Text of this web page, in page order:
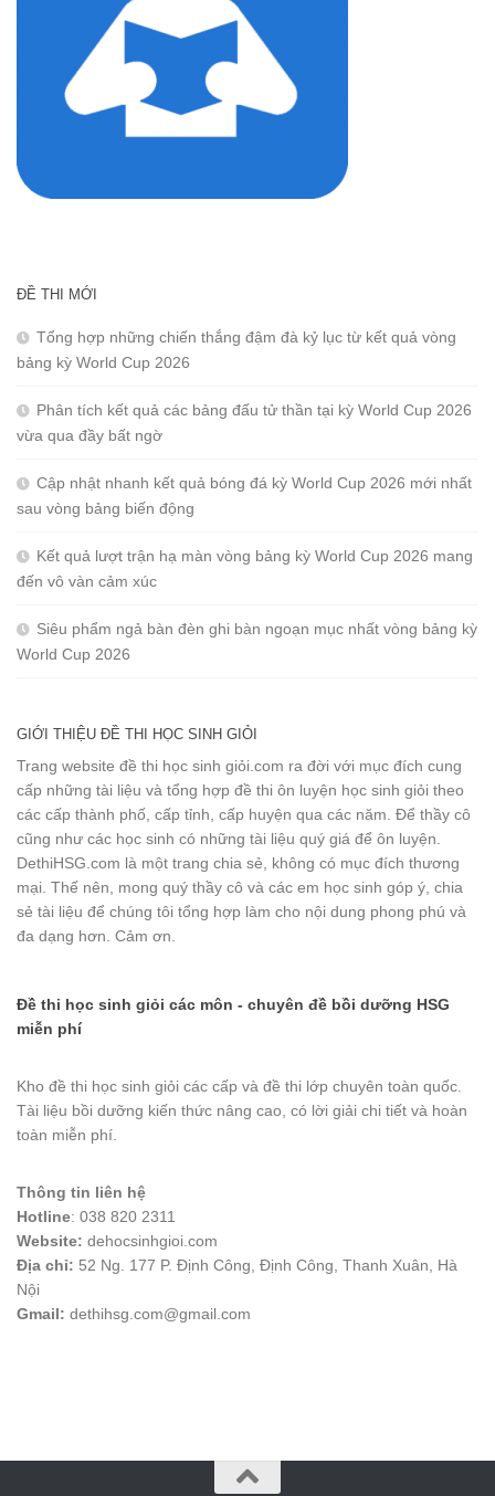
ĐỀ THI MỚI
Tổng hợp những chiến thắng đậm đà kỷ lục từ kết quả vòng
bảng kỳ World Cup 2026
Phân tích kết quả các bảng đấu tử thần tại kỳ World Cup 2026
vừa qua đầy bất ngờ
Cập nhật nhanh kết quả bóng đá kỳ World Cup 2026 mới nhất
sau vòng bảng biến động
Kết quả lượt trận hạ màn vòng bảng kỳ World Cup 2026 mang
đến vô vàn cảm xúc
Siêu phẩm ngả bàn đèn ghi bàn ngoạn mục nhất vòng bảng kỳ
World Cup 2026
GIỚI THIỆU ĐỀ THI HỌC SINH GIỎI
Trang website đề thi học sinh giỏi.com ra đời với mục đích cung
cấp những tài liệu và tổng hợp đề thi ôn luyện học sinh giỏi theo
các cấp thành phố, cấp tỉnh, cấp huyện qua các năm. Để thầy cô
cũng như các học sinh có những tài liệu quý giá để ôn luyện.
DethiHSG.com là một trang chia sẻ, không có mục đích thương
mại. Thế nên, mong quý thầy cô và các em học sinh góp ý, chia
sẻ tài liệu để chúng tôi tổng hợp làm cho nội dung phong phú và
đa dạng hơn. Cảm ơn.
Đề thi học sinh giỏi các môn - chuyên đề bồi dưỡng HSG
miễn phí
Kho đề thi học sinh giỏi các cấp và đề thi lớp chuyên toàn quốc.
Tài liệu bồi dưỡng kiến thức nâng cao, có lời giải chi tiết và hoàn
toàn miễn phí.
Thông tin liên hệ
Hotline: 038 820 2311
Website: dehocsinhgioi.com
Địa chỉ: 52 Ng. 177 P. Định Công, Định Công, Thanh Xuân, Hà
Nội
Gmail: dethihsg.com@gmail.com